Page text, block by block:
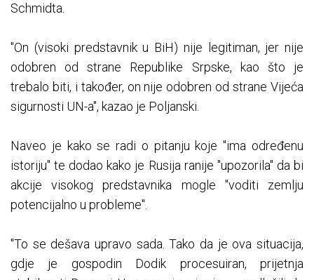
Schmidta.
"On (visoki predstavnik u BiH) nije legitiman, jer nije
odobren od strane Republike Srpske, kao što je
trebalo biti, i također, on nije odobren od strane Vijeća
sigurnosti UN-a", kazao je Poljanski.
Naveo je kako se radi o pitanju koje "ima određenu
istoriju" te dodao kako je Rusija ranije "upozorila" da bi
akcije visokog predstavnika mogle "voditi zemlju
potencijalno u probleme".
"To se dešava upravo sada. Tako da je ova situacija,
gdje je gospodin Dodik procesuiran, prijetnja